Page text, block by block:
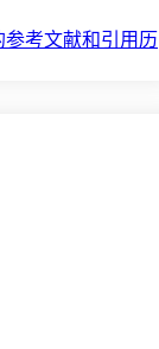
考文献和引用历